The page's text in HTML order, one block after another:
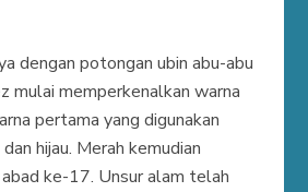
dengan potongan ubin abu-abu
mulai memperkenalkan warna
pertama yang digunakan
hijau. Merah kemudian
ke-17. Unsur alam telah